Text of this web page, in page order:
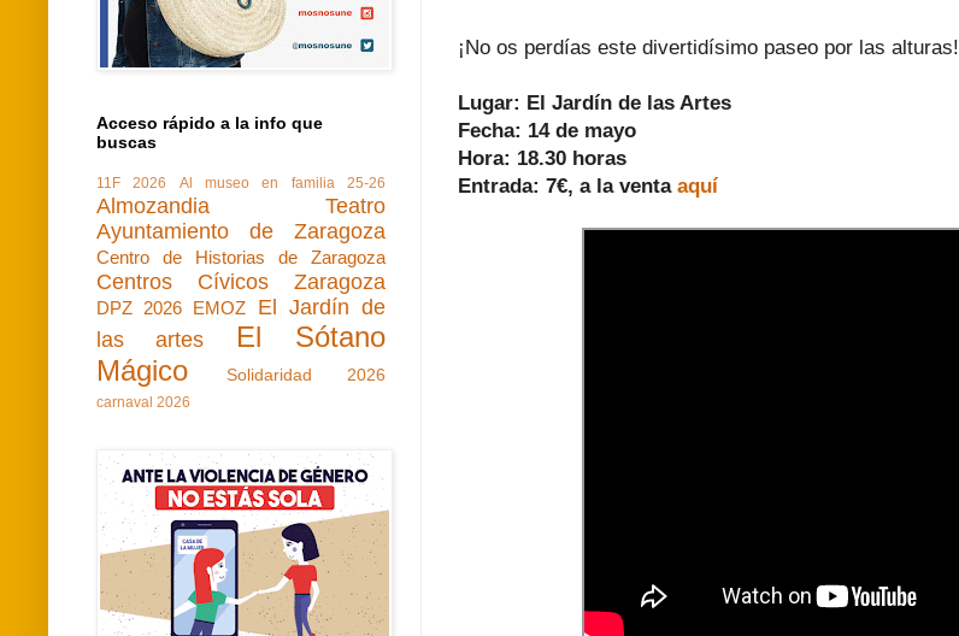
¡No os perdías este divertidísimo paseo por las alturas!
Lugar: El Jardín de las Artes
Fecha: 14 de mayo
Hora: 18.30 horas
Entrada: 7€, a la venta aquí
Acceso rápido a la info que
buscas
11F 2026 Al museo en familia 25-26
Almozandia Teatro
Ayuntamiento de Zaragoza
Centro de Historias de Zaragoza
Centros Cívicos Zaragoza
DPZ 2026 EMOZ
El Jardín de
las artes
El Sótano
Mágico
Solidaridad 2026
carnaval 2026